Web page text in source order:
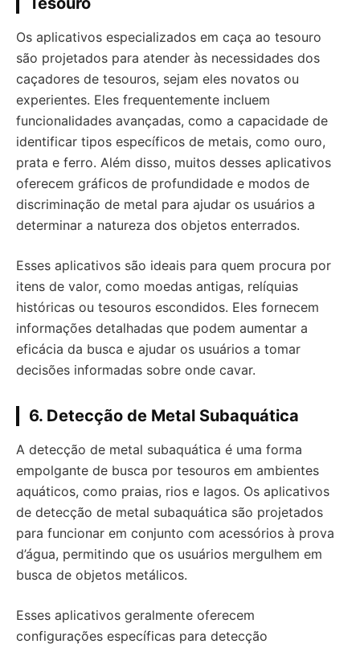
Os aplicativos especializados em caça ao tesouro
são projetados para atender às necessidades dos
caçadores de tesouros, sejam eles novatos ou
experientes. Eles frequentemente incluem
funcionalidades avançadas, como a capacidade de
identificar tipos específicos de metais, como ouro,
prata e ferro. Além disso, muitos desses aplicativos
oferecem gráficos de profundidade e modos de
discriminação de metal para ajudar os usuários a
determinar a natureza dos objetos enterrados.
Esses aplicativos são ideais para quem procura por
itens de valor, como moedas antigas, relíquias
históricas ou tesouros escondidos. Eles fornecem
informações detalhadas que podem aumentar a
eficácia da busca e ajudar os usuários a tomar
decisões informadas sobre onde cavar.
6. Detecção de Metal Subaquática
A detecção de metal subaquática é uma forma
empolgante de busca por tesouros em ambientes
aquáticos, como praias, rios e lagos. Os aplicativos
de detecção de metal subaquática são projetados
para funcionar em conjunto com acessórios à prova
d’água, permitindo que os usuários mergulhem em
busca de objetos metálicos.
Esses aplicativos geralmente oferecem
configurações específicas para detecção